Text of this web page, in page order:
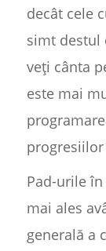
decât cele
simt destul
veți cânta
este mai
Pad-urile
mai ales
generală a